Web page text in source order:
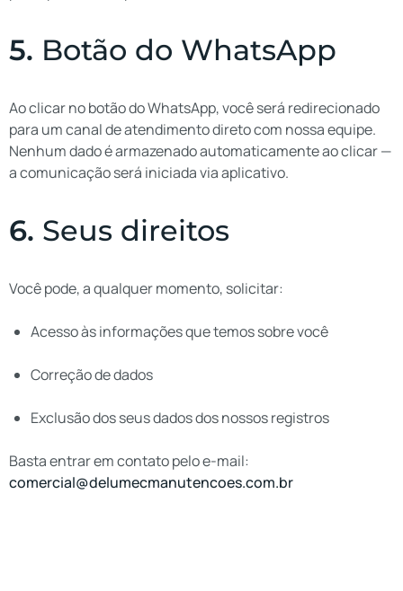
5. Botão do WhatsApp
Ao clicar no botão do WhatsApp, você será redirecionado
para um canal de atendimento direto com nossa equipe.
Nenhum dado é armazenado automaticamente ao clicar —
a comunicação será iniciada via aplicativo.
6. Seus direitos
Você pode, a qualquer momento, solicitar:
Acesso às informações que temos sobre você
Correção de dados
Exclusão dos seus dados dos nossos registros
Basta entrar em contato pelo e-mail:
comercial@delumecmanutencoes.com.br